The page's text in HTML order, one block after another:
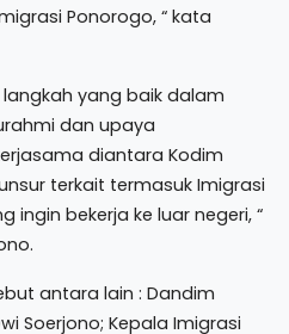
Ponorogo, “ kata
yang baik dalam
dan upaya
diantara Kodim
terkait termasuk Imigrasi
bekerja ke luar negeri, “
antara lain : Dandim
Soerjono; Kepala Imigrasi